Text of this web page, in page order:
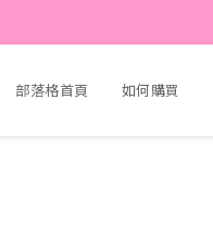
部落格首頁 如何購買